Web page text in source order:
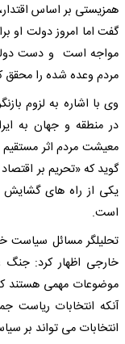
همزیستی بر اساس
گفت اما امروز دولت او
مواجه است و دست دولت
مردم وعده شده را محقق
وی با اشاره به لزوم
در منطقه و جهان به
معیشت مردم اثر
گوید که «تحریم بر
یکی از راه های گشایش
است.
تحلیلگر مسائل سیاست
خارجی اظهار کرد: جنگ
موضوعات مهمی هستند
انتخابات می تواند بر